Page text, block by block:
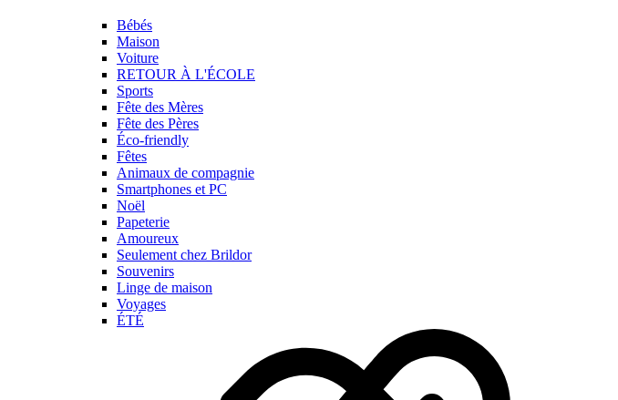
Bébés
Maison
Voiture
RETOUR À L'ÉCOLE
Sports
Fête des Mères
Fête des Pères
Éco-friendly
Fêtes
Animaux de compagnie
Smartphones et PC
Noël
Papeterie
Amoureux
Seulement chez Brildor
Souvenirs
Linge de maison
Voyages
ÉTÉ